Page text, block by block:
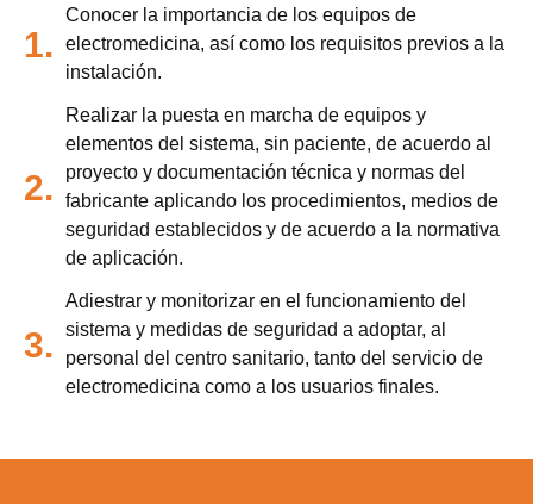
1.
Conocer la importancia de los equipos de
electromedicina, así como los requisitos previos a la
instalación.
2.
Realizar la puesta en marcha de equipos y
elementos del sistema, sin paciente, de acuerdo al
proyecto y documentación técnica y normas del
fabricante aplicando los procedimientos, medios de
seguridad establecidos y de acuerdo a la normativa
de aplicación.
3.
Adiestrar y monitorizar en el funcionamiento del
sistema y medidas de seguridad a adoptar, al
personal del centro sanitario, tanto del servicio de
electromedicina como a los usuarios finales.